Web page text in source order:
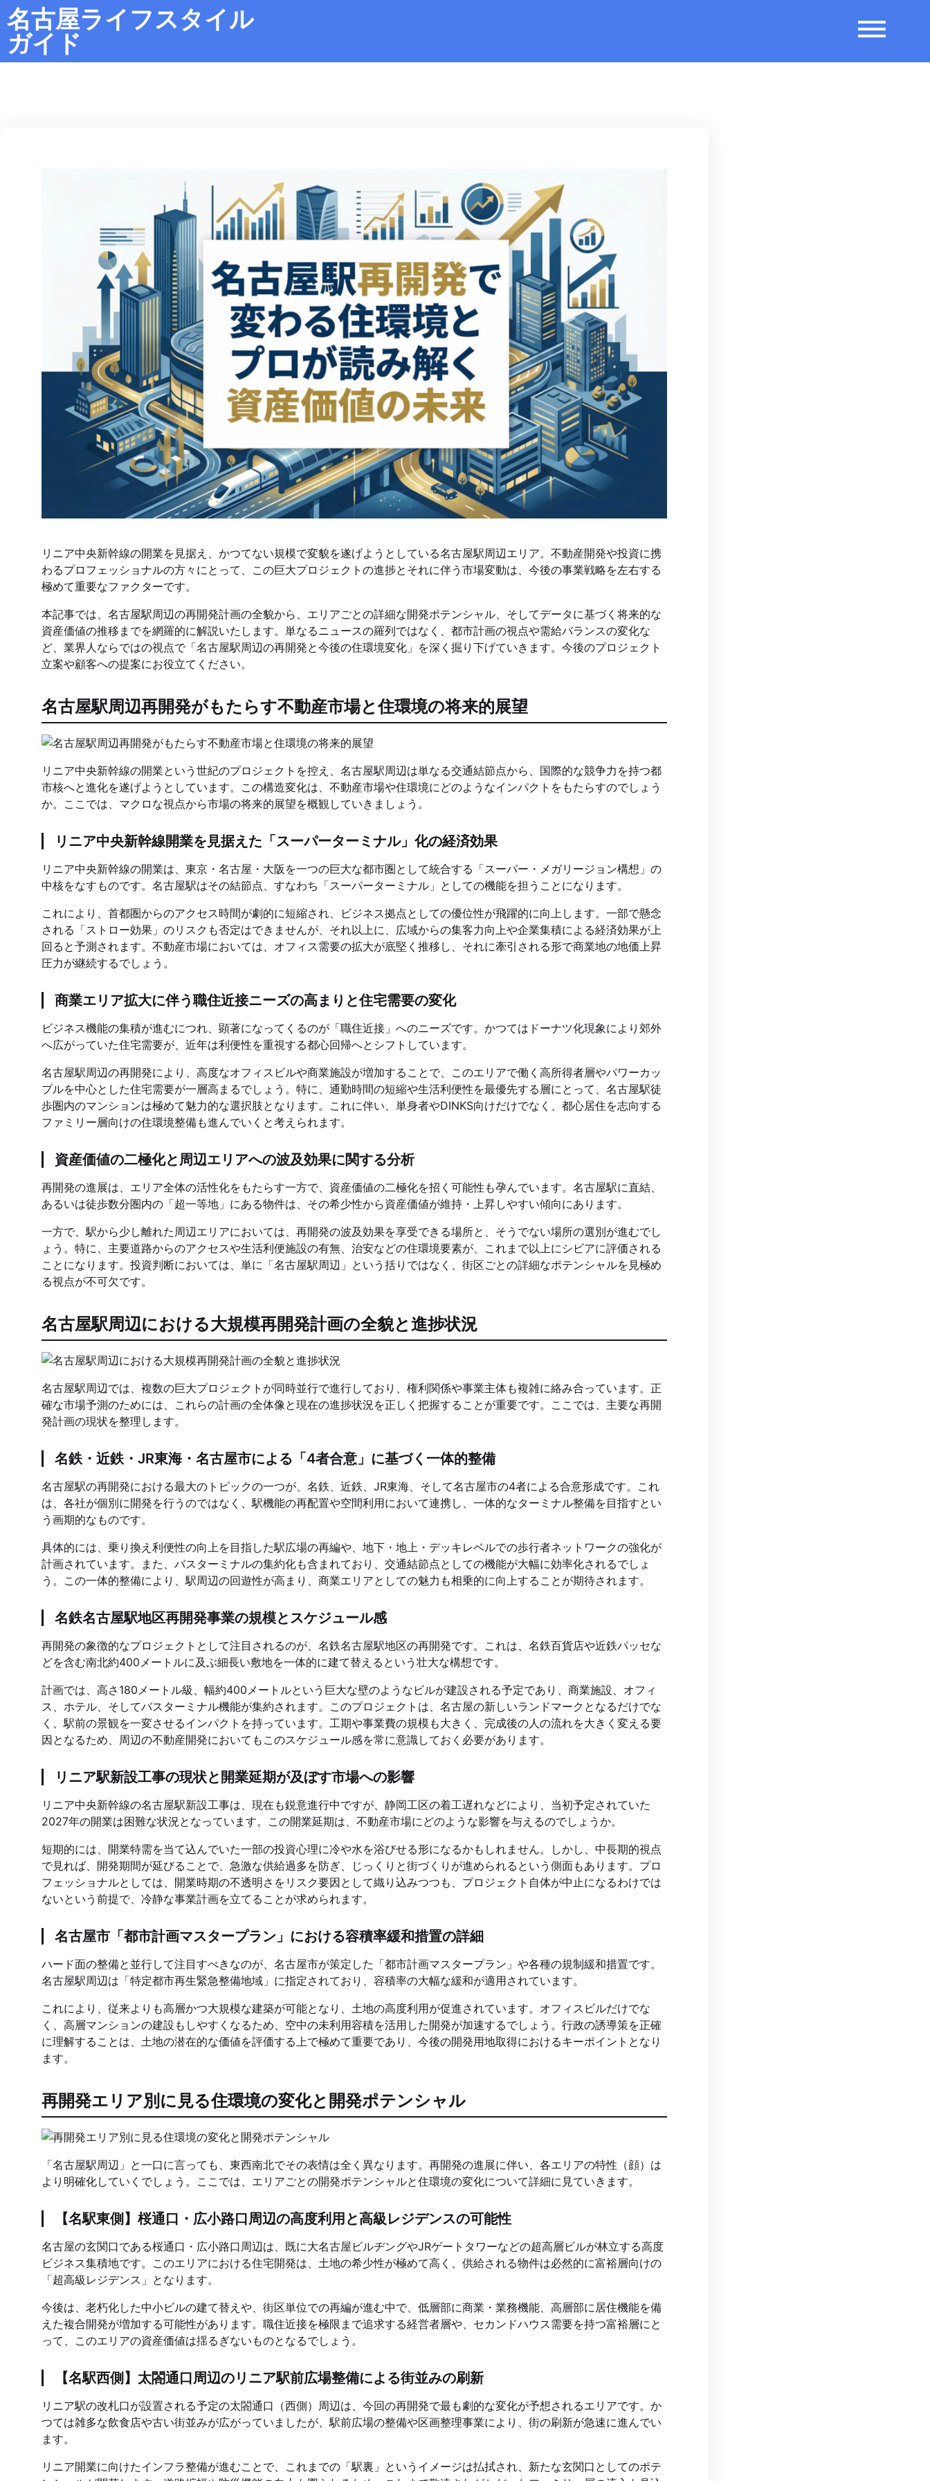
名古屋ライフスタイル
ガイド
リニア中央新幹線の開業を見据え、かつてない規模で変貌を遂げようとしている名古屋駅周辺エリア。不動産開発や投資に携
わるプロフェッショナルの方々にとって、この巨大プロジェクトの進捗とそれに伴う市場変動は、今後の事業戦略を左右する
極めて重要なファクターです。
本記事では、名古屋駅周辺の再開発計画の全貌から、エリアごとの詳細な開発ポテンシャル、そしてデータに基づく将来的な
資産価値の推移までを網羅的に解説いたします。単なるニュースの羅列ではなく、都市計画の視点や需給バランスの変化な
ど、業界人ならではの視点で「名古屋駅周辺の再開発と今後の住環境変化」を深く掘り下げていきます。今後のプロジェクト
立案や顧客への提案にお役立てください。
名古屋駅周辺再開発がもたらす不動産市場と住環境の将来的展望
リニア中央新幹線の開業という世紀のプロジェクトを控え、名古屋駅周辺は単なる交通結節点から、国際的な競争力を持つ都
市核へと進化を遂げようとしています。この構造変化は、不動産市場や住環境にどのようなインパクトをもたらすのでしょう
か。ここでは、マクロな視点から市場の将来的展望を概観していきましょう。
リニア中央新幹線開業を見据えた「スーパーターミナル」化の経済効果
リニア中央新幹線の開業は、東京・名古屋・大阪を一つの巨大な都市圏として統合する「スーパー・メガリージョン構想」の
中核をなすものです。名古屋駅はその結節点、すなわち「スーパーターミナル」としての機能を担うことになります。
これにより、首都圏からのアクセス時間が劇的に短縮され、ビジネス拠点としての優位性が飛躍的に向上します。一部で懸念
される「ストロー効果」のリスクも否定はできませんが、それ以上に、広域からの集客力向上や企業集積による経済効果が上
回ると予測されます。不動産市場においては、オフィス需要の拡大が底堅く推移し、それに牽引される形で商業地の地価上昇
圧力が継続するでしょう。
商業エリア拡大に伴う職住近接ニーズの高まりと住宅需要の変化
ビジネス機能の集積が進むにつれ、顕著になってくるのが「職住近接」へのニーズです。かつてはドーナツ化現象により郊外
へ広がっていた住宅需要が、近年は利便性を重視する都心回帰へとシフトしています。
名古屋駅周辺の再開発により、高度なオフィスビルや商業施設が増加することで、このエリアで働く高所得者層やパワーカッ
プルを中心とした住宅需要が一層高まるでしょう。特に、通勤時間の短縮や生活利便性を最優先する層にとって、名古屋駅徒
歩圏内のマンションは極めて魅力的な選択肢となります。これに伴い、単身者やDINKS向けだけでなく、都心居住を志向する
ファミリー層向けの住環境整備も進んでいくと考えられます。
資産価値の二極化と周辺エリアへの波及効果に関する分析
再開発の進展は、エリア全体の活性化をもたらす一方で、資産価値の二極化を招く可能性も孕んでいます。名古屋駅に直結、
あるいは徒歩数分圏内の「超一等地」にある物件は、その希少性から資産価値が維持・上昇しやすい傾向にあります。
一方で、駅から少し離れた周辺エリアにおいては、再開発の波及効果を享受できる場所と、そうでない場所の選別が進むでし
ょう。特に、主要道路からのアクセスや生活利便施設の有無、治安などの住環境要素が、これまで以上にシビアに評価される
ことになります。投資判断においては、単に「名古屋駅周辺」という括りではなく、街区ごとの詳細なポテンシャルを見極め
る視点が不可欠です。
名古屋駅周辺における大規模再開発計画の全貌と進捗状況
名古屋駅周辺では、複数の巨大プロジェクトが同時並行で進行しており、権利関係や事業主体も複雑に絡み合っています。正
確な市場予測のためには、これらの計画の全体像と現在の進捗状況を正しく把握することが重要です。ここでは、主要な再開
発計画の現状を整理します。
名鉄・近鉄・JR東海・名古屋市による「4者合意」に基づく一体的整備
名古屋駅の再開発における最大のトピックの一つが、名鉄、近鉄、JR東海、そして名古屋市の4者による合意形成です。これ
は、各社が個別に開発を行うのではなく、駅機能の再配置や空間利用において連携し、一体的なターミナル整備を目指すとい
う画期的なものです。
具体的には、乗り換え利便性の向上を目指した駅広場の再編や、地下・地上・デッキレベルでの歩行者ネットワークの強化が
計画されています。また、バスターミナルの集約化も含まれており、交通結節点としての機能が大幅に効率化されるでしょ
う。この一体的整備により、駅周辺の回遊性が高まり、商業エリアとしての魅力も相乗的に向上することが期待されます。
名鉄名古屋駅地区再開発事業の規模とスケジュール感
再開発の象徴的なプロジェクトとして注目されるのが、名鉄名古屋駅地区の再開発です。これは、名鉄百貨店や近鉄パッセな
どを含む南北約400メートルに及ぶ細長い敷地を一体的に建て替えるという壮大な構想です。
計画では、高さ180メートル級、幅約400メートルという巨大な壁のようなビルが建設される予定であり、商業施設、オフィ
ス、ホテル、そしてバスターミナル機能が集約されます。このプロジェクトは、名古屋の新しいランドマークとなるだけでな
く、駅前の景観を一変させるインパクトを持っています。工期や事業費の規模も大きく、完成後の人の流れを大きく変える要
因となるため、周辺の不動産開発においてもこのスケジュール感を常に意識しておく必要があります。
リニア駅新設工事の現状と開業延期が及ぼす市場への影響
リニア中央新幹線の名古屋駅新設工事は、現在も鋭意進行中ですが、静岡工区の着工遅れなどにより、当初予定されていた
2027年の開業は困難な状況となっています。この開業延期は、不動産市場にどのような影響を与えるのでしょうか。
短期的には、開業特需を当て込んでいた一部の投資心理に冷や水を浴びせる形になるかもしれません。しかし、中長期的視点
で見れば、開発期間が延びることで、急激な供給過多を防ぎ、じっくりと街づくりが進められるという側面もあります。プロ
フェッショナルとしては、開業時期の不透明さをリスク要因として織り込みつつも、プロジェクト自体が中止になるわけでは
ないという前提で、冷静な事業計画を立てることが求められます。
名古屋市「都市計画マスタープラン」における容積率緩和措置の詳細
ハード面の整備と並行して注目すべきなのが、名古屋市が策定した「都市計画マスタープラン」や各種の規制緩和措置です。
名古屋駅周辺は「特定都市再生緊急整備地域」に指定されており、容積率の大幅な緩和が適用されています。
これにより、従来よりも高層かつ大規模な建築が可能となり、土地の高度利用が促進されています。オフィスビルだけでな
く、高層マンションの建設もしやすくなるため、空中の未利用容積を活用した開発が加速するでしょう。行政の誘導策を正確
に理解することは、土地の潜在的な価値を評価する上で極めて重要であり、今後の開発用地取得におけるキーポイントとなり
ます。
再開発エリア別に見る住環境の変化と開発ポテンシャル
「名古屋駅周辺」と一口に言っても、東西南北でその表情は全く異なります。再開発の進展に伴い、各エリアの特性（顔）は
より明確化していくでしょう。ここでは、エリアごとの開発ポテンシャルと住環境の変化について詳細に見ていきます。
【名駅東側】桜通口・広小路口周辺の高度利用と高級レジデンスの可能性
名古屋の玄関口である桜通口・広小路口周辺は、既に大名古屋ビルヂングやJRゲートタワーなどの超高層ビルが林立する高度
ビジネス集積地です。このエリアにおける住宅開発は、土地の希少性が極めて高く、供給される物件は必然的に富裕層向けの
「超高級レジデンス」となります。
今後は、老朽化した中小ビルの建て替えや、街区単位での再編が進む中で、低層部に商業・業務機能、高層部に居住機能を備
えた複合開発が増加する可能性があります。職住近接を極限まで追求する経営者層や、セカンドハウス需要を持つ富裕層にと
って、このエリアの資産価値は揺るぎないものとなるでしょう。
【名駅西側】太閤通口周辺のリニア駅前広場整備による街並みの刷新
リニア駅の改札口が設置される予定の太閤通口（西側）周辺は、今回の再開発で最も劇的な変化が予想されるエリアです。か
つては雑多な飲食店や古い街並みが広がっていましたが、駅前広場の整備や区画整理事業により、街の刷新が急速に進んでい
ます。
リニア開業に向けたインフラ整備が進むことで、これまでの「駅裏」というイメージは払拭され、新たな玄関口としてのポテ